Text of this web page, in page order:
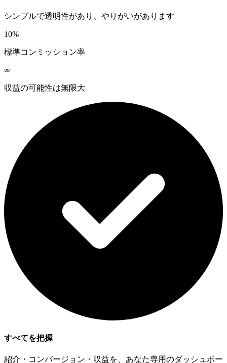
シンプルで透明性があり、やりがいがあります
10%
標準コンミッション率
∞
収益の可能性は無限大
すべてを把握
紹介・コンバージョン・収益を、あなた専用のダッシュボー